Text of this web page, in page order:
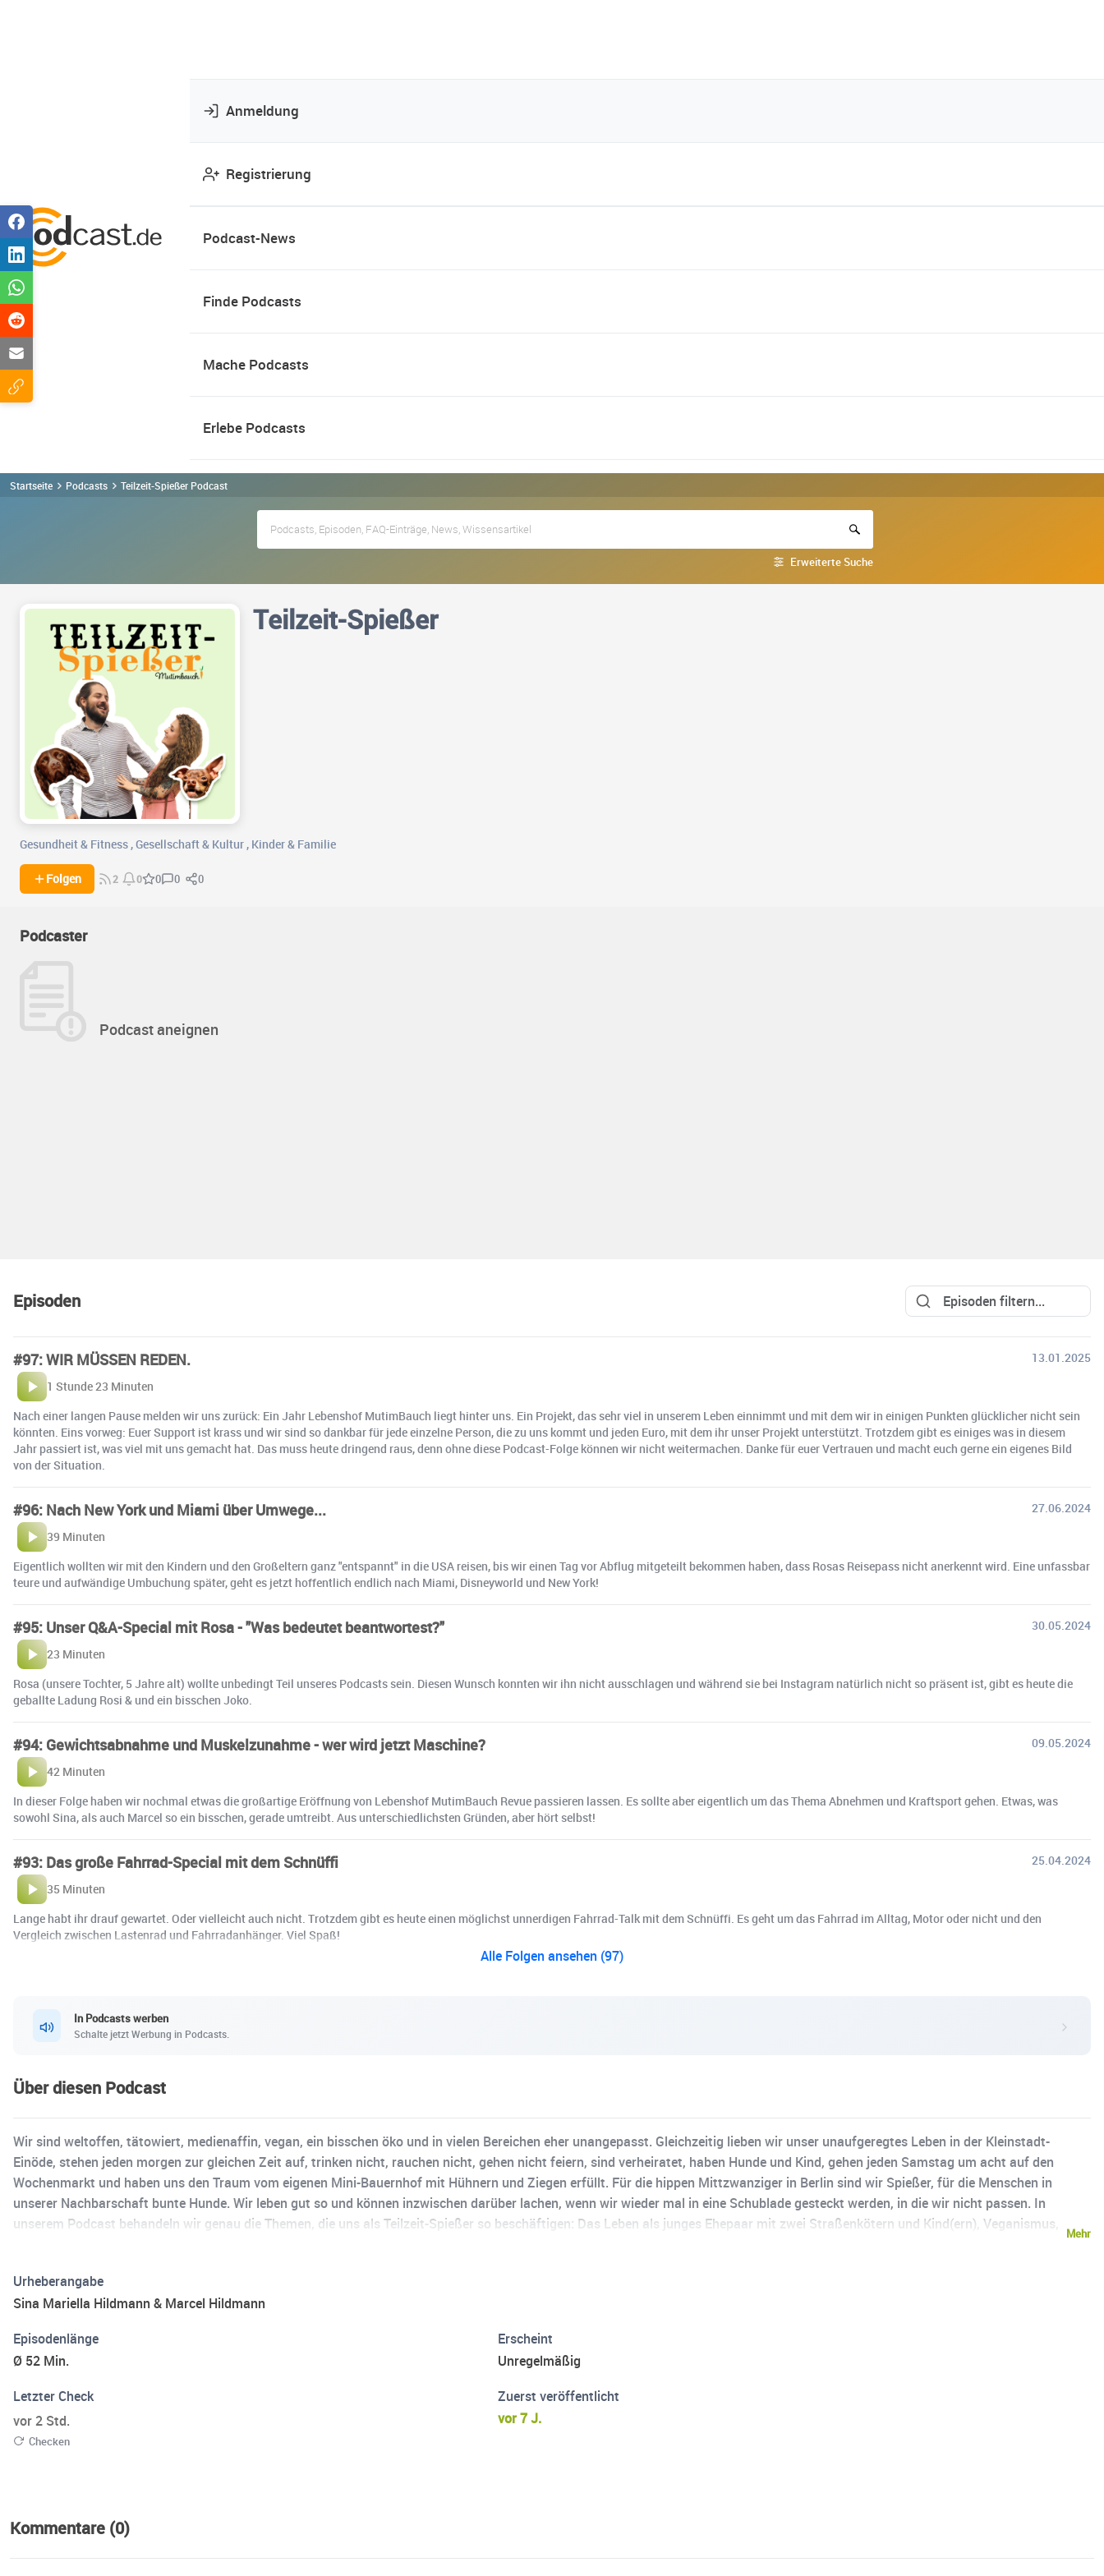
Anmeldung
Registrierung
Podcast-News
Finde Podcasts
Mache Podcasts
Erlebe Podcasts
Startseite Podcasts Teilzeit-Spießer Podcast
Erweiterte Suche
Teilzeit-Spießer
Gesundheit & Fitness ,Gesellschaft & Kultur , Kinder & Familie
Folgen 2 0 0 0 0
Podcaster
Podcast aneignen
Episoden
#97: WIR MÜSSEN REDEN.
13.01.2025
1 Stunde 23 Minuten
Nach einer langen Pause melden wir uns zurück: Ein Jahr Lebenshof MutimBauch liegt hinter uns. Ein Projekt, das sehr viel in unserem Leben einnimmt und mit dem wir in einigen Punkten glücklicher nicht sein
könnten. Eins vorweg: Euer Support ist krass und wir sind so dankbar für jede einzelne Person, die zu uns kommt und jeden Euro, mit dem ihr unser Projekt unterstützt. Trotzdem gibt es einiges was in diesem
Jahr passiert ist, was viel mit uns gemacht hat. Das muss heute dringend raus, denn ohne diese Podcast-Folge können wir nicht weitermachen. Danke für euer Vertrauen und macht euch gerne ein eigenes Bild
von der Situation.
#96: Nach New York und Miami über Umwege...
27.06.2024
39 Minuten
Eigentlich wollten wir mit den Kindern und den Großeltern ganz "entspannt" in die USA reisen, bis wir einen Tag vor Abflug mitgeteilt bekommen haben, dass Rosas Reisepass nicht anerkennt wird. Eine unfassbar
teure und aufwändige Umbuchung später, geht es jetzt hoffentlich endlich nach Miami, Disneyworld und New York!
#95: Unser Q&A-Special mit Rosa - "Was bedeutet beantwortest?"
30.05.2024
23 Minuten
Rosa (unsere Tochter, 5 Jahre alt) wollte unbedingt Teil unseres Podcasts sein. Diesen Wunsch konnten wir ihn nicht ausschlagen und während sie bei Instagram natürlich nicht so präsent ist, gibt es heute die
geballte Ladung Rosi & und ein bisschen Joko.
#94: Gewichtsabnahme und Muskelzunahme - wer wird jetzt Maschine?
09.05.2024
42 Minuten
In dieser Folge haben wir nochmal etwas die großartige Eröffnung von Lebenshof MutimBauch Revue passieren lassen. Es sollte aber eigentlich um das Thema Abnehmen und Kraftsport gehen. Etwas, was
sowohl Sina, als auch Marcel so ein bisschen, gerade umtreibt. Aus unterschiedlichsten Gründen, aber hört selbst!
#93: Das große Fahrrad-Special mit dem Schnüffi
25.04.2024
35 Minuten
Lange habt ihr drauf gewartet. Oder vielleicht auch nicht. Trotzdem gibt es heute einen möglichst unnerdigen Fahrrad-Talk mit dem Schnüffi. Es geht um das Fahrrad im Alltag, Motor oder nicht und den
Vergleich zwischen Lastenrad und Fahrradanhänger. Viel Spaß!
Alle Folgen ansehen (97)
In Podcasts werben
Schalte jetzt Werbung in Podcasts.
Über diesen Podcast
Wir sind weltoffen, tätowiert, medienaffin, vegan, ein bisschen öko und in vielen Bereichen eher unangepasst. Gleichzeitig lieben wir unser unaufgeregtes Leben in der Kleinstadt-
Einöde, stehen jeden morgen zur gleichen Zeit auf, trinken nicht, rauchen nicht, gehen nicht feiern, sind verheiratet, haben Hunde und Kind, gehen jeden Samstag um acht auf den
Wochenmarkt und haben uns den Traum vom eigenen Mini-Bauernhof mit Hühnern und Ziegen erfüllt. Für die hippen Mittzwanziger in Berlin sind wir Spießer, für die Menschen in
unserer Nachbarschaft bunte Hunde. Wir leben gut so und können inzwischen darüber lachen, wenn wir wieder mal in eine Schublade gesteckt werden, in die wir nicht passen. In
unserem Podcast behandeln wir genau die Themen, die uns als Teilzeit-Spießer so beschäftigen: Das Leben als junges Ehepaar mit zwei Straßenkötern und Kind(ern), Veganismus,
Mehr
Urheberangabe
Sina Mariella Hildmann & Marcel Hildmann
Episodenlänge
Ø 52 Min.
Erscheint
Unregelmäßig
Letzter Check
vor 2 Std.
Checken
Zuerst veröffentlicht
vor 7 J.
Kommentare (0)